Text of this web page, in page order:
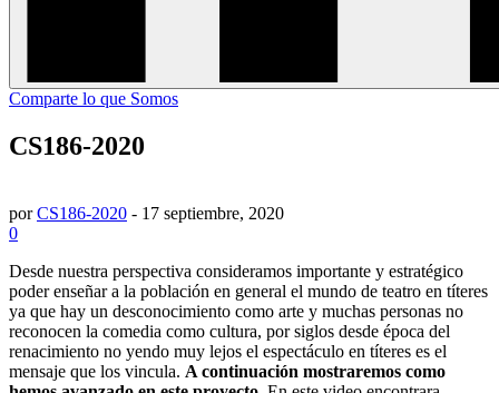
Comparte lo que Somos
CS186-2020
porCS186-2020 - 17 septiembre, 2020
0
Desde nuestra perspectiva consideramos importante y estratégico
poder enseñar a la población en general el mundo de teatro en títeres
ya que hay un desconocimiento como arte y muchas personas no
reconocen la comedia como cultura, por siglos desde época del
renacimiento no yendo muy lejos el espectáculo en títeres es el
mensaje que los vincula. A continuación mostraremos como